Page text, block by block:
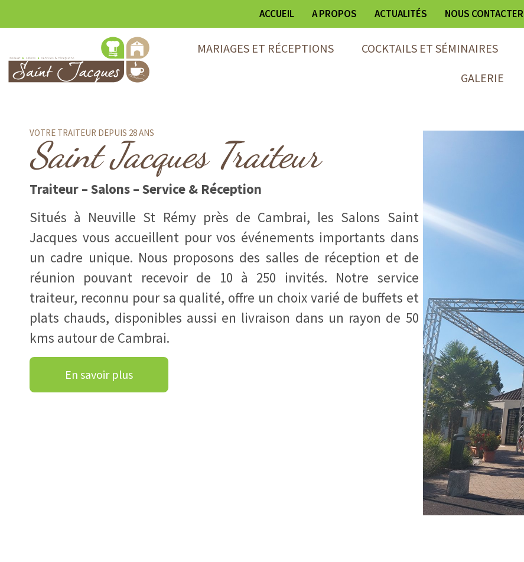
ACCUEIL A PROPOS ACTUALITÉS NOUS CONTACTER
MARIAGES ET RÉCEPTIONS COCKTAILS ET SÉMINAIRES
GALERIE
VOTRE TRAITEUR DEPUIS 28 ANS
Saint Jacques Traiteur
Traiteur – Salons – Service & Réception
Situés à Neuville St Rémy près de Cambrai, les Salons Saint
Jacques vous accueillent pour vos événements importants dans
un cadre unique. Nous proposons des salles de réception et de
réunion pouvant recevoir de 10 à 250 invités. Notre service
traiteur, reconnu pour sa qualité, offre un choix varié de buffets et
plats chauds, disponibles aussi en livraison dans un rayon de 50
kms autour de Cambrai.
En savoir plus